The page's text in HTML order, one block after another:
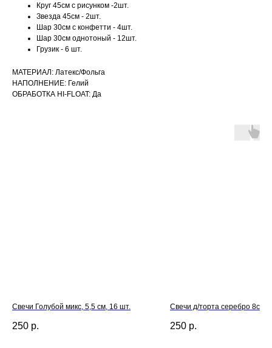
Круг 45см с рисунком -2шт.
Звезда 45см - 2шт.
Шар 30см с конфетти - 4шт.
Шар 30см однотоный - 12шт.
Грузик - 6 шт.
МАТЕРИАЛ: Латекс/Фольга
НАПОЛНЕНИЕ: Гелий
ОБРАБОТКА HI-FLOAT: Да
Свечи Голубой микс, 5,5 см, 16 шт.
250 р.
Свечи д/торта серебро 8см
250 р.